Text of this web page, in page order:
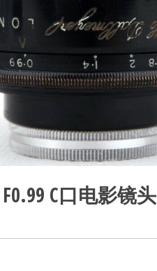
C口电影镜头